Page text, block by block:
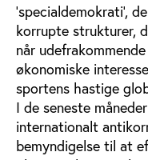
'specialdemokrati',
korrupte strukturer,
når
økonomiske
sportens hastige
I de seneste
internationalt
bemyndigelse til at